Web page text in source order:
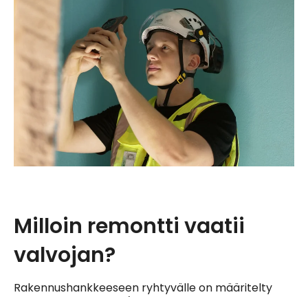
Milloin remontti vaatii
valvojan?
Rakennushankkeeseen ryhtyvälle on määritelty